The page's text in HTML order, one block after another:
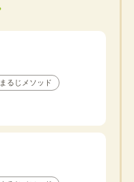
まるじメソッド